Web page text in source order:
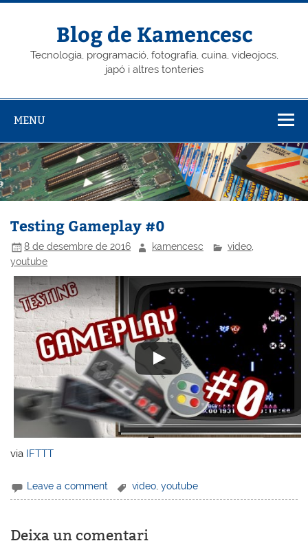
Skip
Blog de Kamencesc
Tecnologia, programació, fotografía, cuina, videojocs,
japó i altres tonteries
MENU
Testing Gameplay #0
8 de desembre de 2016 kamencesc video,
youtube
via IFTTT
Leave a comment video,youtube
Deixa un comentari